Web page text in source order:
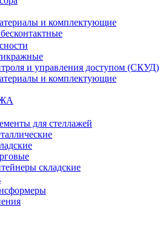
и комплектующие
и управления доступом (СКУД)
и комплектующие
для стеллажей
складские